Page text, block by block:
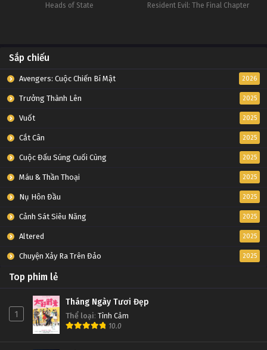
Heads of State Resident Evil: The Final Chapter
Sắp chiếu
Avengers: Cuộc Chiến Bí Mật 2026
Trưởng Thành Lên 2025
Vuốt 2025
Cắt Cân 2025
Cuộc Đấu Súng Cuối Cùng 2025
Máu & Thần Thoại 2025
Nụ Hôn Đầu 2025
Cảnh Sát Siêu Năng 2025
Altered 2025
Chuyện Xảy Ra Trên Đảo 2025
Top phim lẻ
1
Tháng Ngày Tươi Đẹp
Thể loại: Tình Cảm
10.0